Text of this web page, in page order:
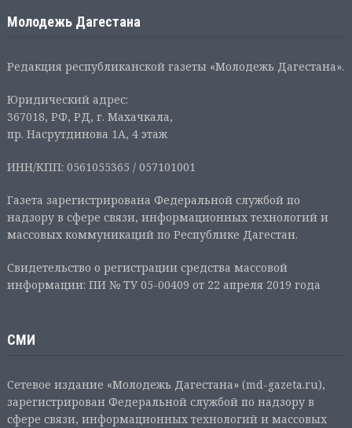
Молодежь Дагестана
Редакция республиканской газеты «Молодежь Дагестана».
Юридический адрес:
367018, РФ, РД, г. Махачкала,
пр. Насрутдинова 1А, 4 этаж
ИНН/КПП: 0561055365 / 057101001
Газета зарегистрирована Федеральной службой по
надзору в сфере связи, информационных технологий и
массовых коммуникаций по Республике Дагестан.
Свидетельство о регистрации средства массовой
информации: ПИ № ТУ 05-00409 от 22 апреля 2019 года
СМИ
Сетевое издание «Молодежь Дагестана» (md-gazeta.ru),
зарегистрирован Федеральной службой по надзору в
сфере связи, информационных технологий и массовых